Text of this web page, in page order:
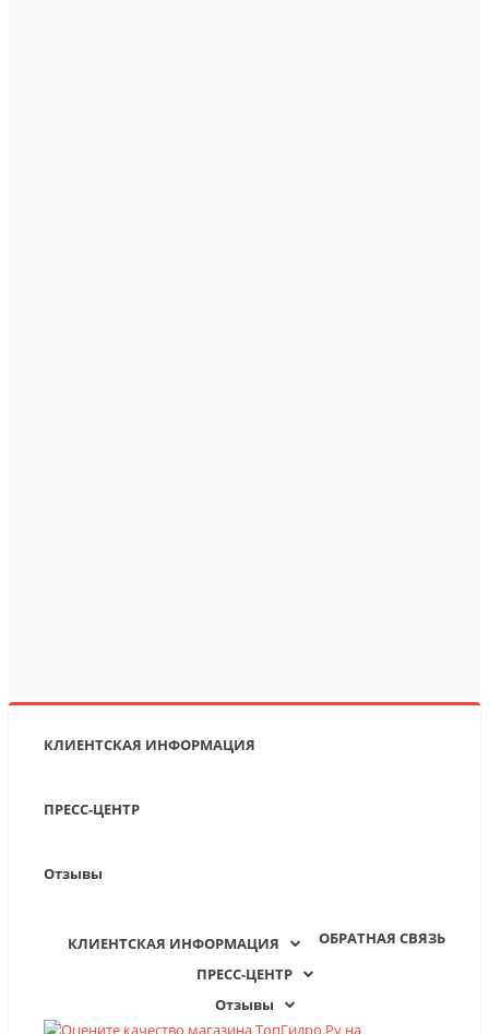
КЛИЕНТСКАЯ ИНФОРМАЦИЯ
ПРЕСС-ЦЕНТР
Отзывы
ОБРАТНАЯ СВЯЗЬ
КЛИЕНТСКАЯ ИНФОРМАЦИЯ
ПРЕСС-ЦЕНТР
Отзывы